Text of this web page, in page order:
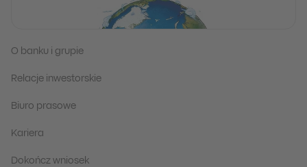
O banku i grupie
Relacje inwestorskie
Biuro prasowe
Kariera
Dokończ wniosek